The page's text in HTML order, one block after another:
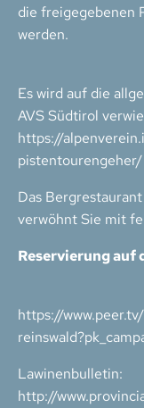
die freigegebenen
werden.
Es wird auf die
AVS Südtirol
https://
pistentourengeher/
Das
verwöhnt Sie mit
Reservierung
https://
Lawinenbulletin:
http://